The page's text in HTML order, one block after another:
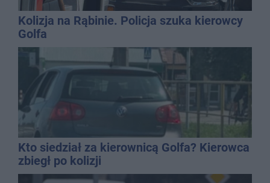
Kolizja na Rąbinie. Policja szuka kierowcy
Golfa
Kto siedział za kierownicą Golfa? Kierowca
zbiegł po kolizji